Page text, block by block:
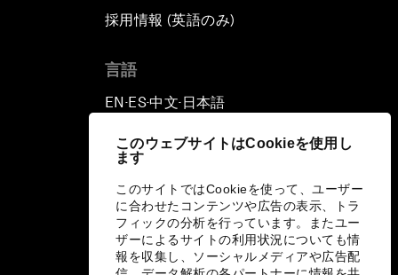
このウェブサイトはCookieを使用し
ます
このサイトではCookieを使って、ユーザー
に合わせたコンテンツや広告の表示、トラ
フィックの分析を行っています。またユー
ザーによるサイトの利用状況についても情
報を収集し、ソーシャルメディアや広告配
採用情報 (英語のみ)
言語
EN ▪ ES▪中文▪ 日本語